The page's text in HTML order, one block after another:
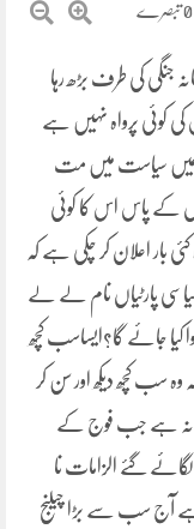
جنگی کی طرف بڑھ رہا
کوئی پرواہ نہیں ہے
ہمیں سیاست میں مت
گروں کے پاس اس کا کوئی
بار اعلان کر چکی ہے کہ
پارٹیاں نام لے لے
کیا جائے گا؟ایساسب کچھ
سب کچھ دیکھ اور سن کر
ہے جب فوج کے
گئے الزامات نا
ہے آج سب سے بڑا چیلنج